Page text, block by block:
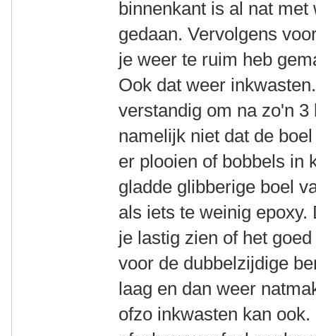
binnenkant is al nat
gedaan. Vervolgens
je weer te ruim heb
Ook dat weer
verstandig om na zo'n
namelijk niet dat de
er plooien of bobbels in
gladde glibberige boel
als iets te weinig
je lastig zien of het
voor de dubbelzijdige
laag en dan weer
ofzo inkwasten kan